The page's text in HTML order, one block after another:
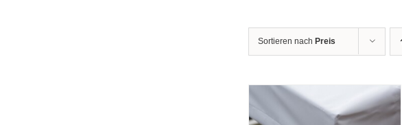
Sortieren nach Preis